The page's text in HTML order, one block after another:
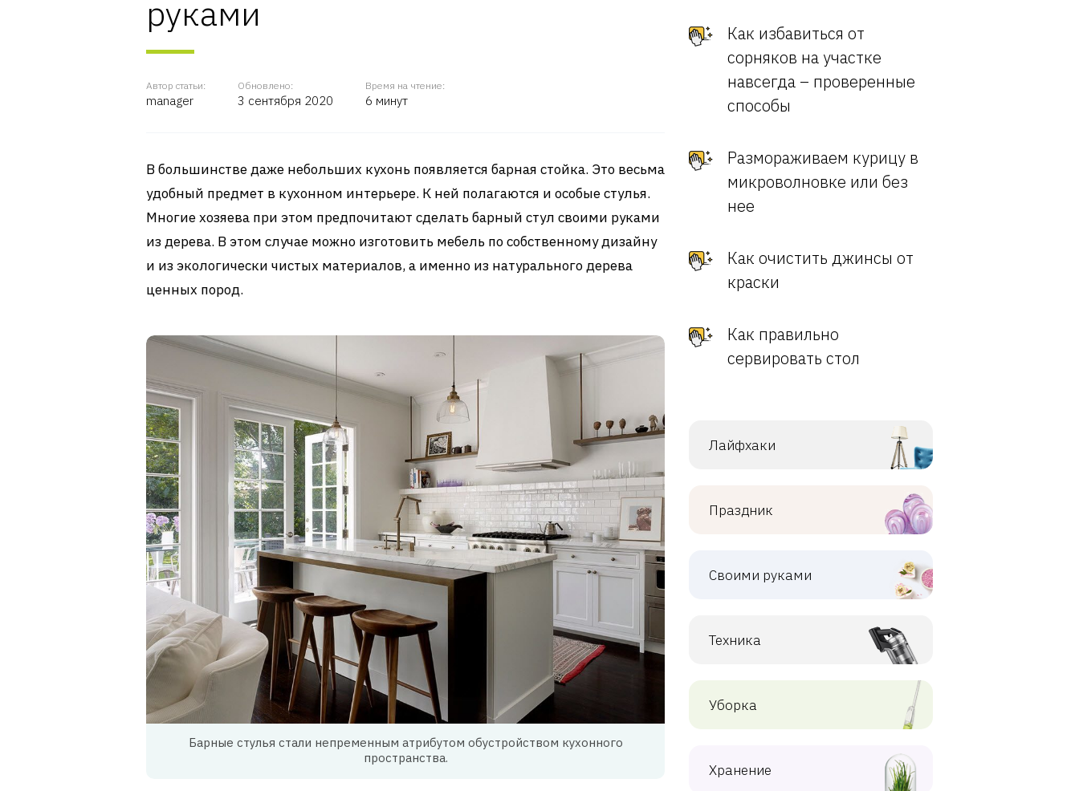
руками
Автор статьи:
manager
Обновлено:
3 сентября 2020
Время на чтение:
6 минут
В большинстве даже небольших кухонь появляется барная стойка. Это весьма
удобный предмет в кухонном интерьере. К ней полагаются и особые стулья.
Многие хозяева при этом предпочитают сделать барный стул своими руками
из дерева. В этом случае можно изготовить мебель по собственному дизайну
и из экологически чистых материалов, а именно из натурального дерева
ценных пород.
Барные стулья стали непременным атрибутом обустройством кухонного
пространства.
Как избавиться от
сорняков на участке
навсегда – проверенные
способы
Размораживаем курицу в
микроволновке или без
нее
Как очистить джинсы от
краски
Как правильно
сервировать стол
Лайфхаки
Праздник
Своими руками
Техника
Уборка
Хранение